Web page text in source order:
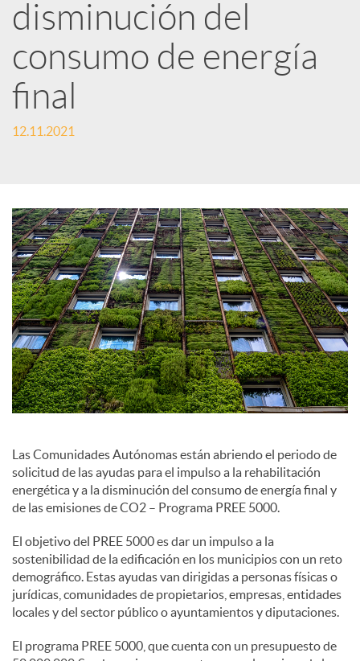
i
r
e
n
R
e
d
e
s
S
o
c
disminución del
consumo de energía
final
12.11.2021
Las Comunidades Autónomas están abriendo el periodo de
solicitud de las ayudas para el impulso a la rehabilitación
energética y a la disminución del consumo de energía final y
de las emisiones de CO2 – Programa PREE 5000.
El objetivo del PREE 5000 es dar un impulso a la
sostenibilidad de la edificación en los municipios con un reto
demográfico. Estas ayudas van dirigidas a personas físicas o
jurídicas, comunidades de propietarios, empresas, entidades
locales y del sector público o ayuntamientos y diputaciones.
El programa PREE 5000, que cuenta con un presupuesto de